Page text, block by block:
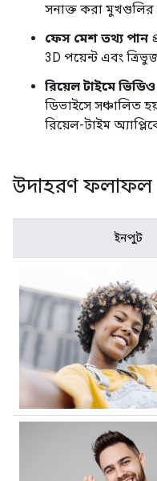
সনাক্ত করা মুখগুলির
ফেস মেশ তথ্য পান
3D পয়েন্ট এবং
রিয়েল টাইমে ভিডিও
ডিভাইসে সঞ্চালিত
রিয়েল-টাইম
উদাহরণ ফলাফল
ইনপুট